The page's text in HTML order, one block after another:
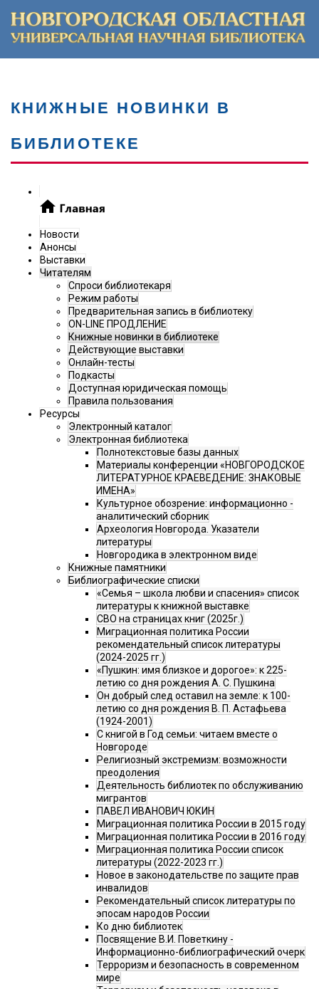
КНИЖНЫЕ НОВИНКИ В
БИБЛИОТЕКЕ
Новости
Анонсы
Выставки
Читателям
Спроси библиотекаря
Режим работы
Предварительная запись в библиотеку
ON-LINE ПРОДЛЕНИЕ
Книжные новинки в библиотеке
Действующие выставки
Онлайн-тесты
Подкасты
Доступная юридическая помощь
Правила пользования
Ресурсы
Электронный каталог
Электронная библиотека
Полнотекстовые базы данных
Материалы конференции «НОВГОРОДСКОЕ
ЛИТЕРАТУРНОЕ КРАЕВЕДЕНИЕ: ЗНАКОВЫЕ
ИМЕНА»
Культурное обозрение: информационно -
аналитический сборник
Археология Новгорода. Указатели
литературы
Новгородика в электронном виде
Книжные памятники
Библиографические списки
«Семья – школа любви и спасения» список
литературы к книжной выставке
СВО на страницах книг (2025г.)
Миграционная политика России
рекомендательный список литературы
(2024-2025 гг.)
«Пушкин: имя близкое и дорогое»: к 225-
летию со дня рождения А. С. Пушкина
Он добрый след оставил на земле: к 100-
летию со дня рождения В. П. Астафьева
(1924-2001)
С книгой в Год семьи: читаем вместе о
Новгороде
Религиозный экстремизм: возможности
преодоления
Деятельность библиотек по обслуживанию
мигрантов
ПАВЕЛ ИВАНОВИЧ ЮКИН
Миграционная политика России в 2015 году
Миграционная политика России в 2016 году
Миграционная политика России список
литературы (2022-2023 гг.)
Новое в законодательстве по защите прав
инвалидов
Рекомендательный список литературы по
эпосам народов России
Ко дню библиотек
Посвящение В.И. Поветкину -
Информационно-библиографический очерк
Терроризм и безопасность в современном
мире